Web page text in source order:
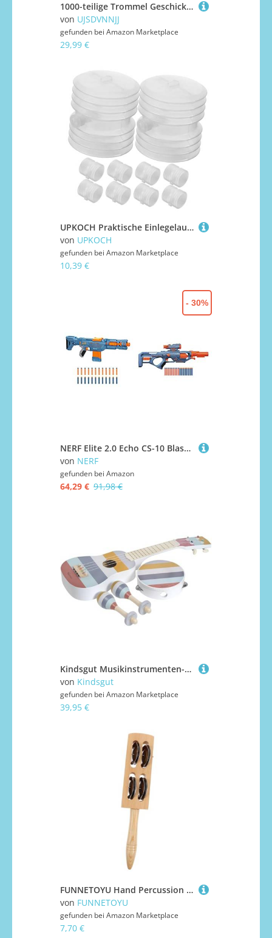
1000-teilige Trommel Geschicklichkeitsspiel Puzzles Für Erwachsen Herausforderung Spielzeug Premium Quality Geschenke Für Die Ganze Familie 70x50cm/1000pcs
von UJSDVNNJJ
gefunden bei Amazon Marketplace
29,99 €
UPKOCH Praktische Einlegelautsprecher Für Aus Ideal Für Hunde Und Katzenspielzeug Zum Einnähen Stofftiere Oder Puppen Ersatzlautsprecher Für Rassel Und
von UPKOCH
gefunden bei Amazon Marketplace
10,39 €
NERF Elite 2.0 Echo CS-10 Blaster – 24 NERF Darts, 10-Dart Clip-Magazin, 4 Tactical Rails & Elite 2.0 Eaglepoint RD-8 Blaster, 8-Dart Trommel, 16 Nerf Darts, Bolzen
von NERF
gefunden bei Amazon
64,29 € 91,98 €
- 30%
Kindsgut Musikinstrumenten-Set mit Gitarre Rasseln und Tamburin, dezente und Moderne Farben, Streifen
von Kindsgut
gefunden bei Amazon Marketplace
39,95 €
FUNNETOYU Hand Percussion Shaker mit Holz Schellen Klingelnde Hand rassel für Musikalisches Glockeninstrument für Weihnachtsfeiern Musikunterricht und Familienaktivitäten
von FUNNETOYU
gefunden bei Amazon Marketplace
7,70 €